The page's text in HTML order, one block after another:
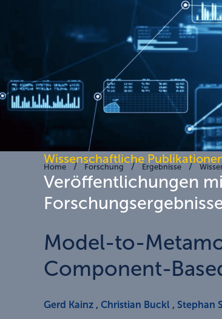
Wissenschaftliche
Veröffentlichungen
Home Forschung Ergebnisse
Model-to-
Component-
Gerd Kainz , Christian Buckl , Stephan